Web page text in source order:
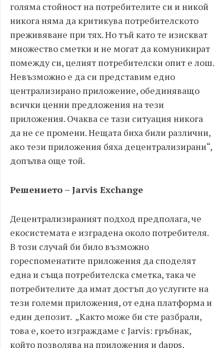
голяма стойност на потребителите си и никой
никога няма да критикува потребителското
преживяване при тях. Но тъй като те изискват
множество сметки и не могат да комуникират
помежду си, целият потребителски опит е лош.
Невъзможно е да си представим едно
централизирано приложение, обединяващо
всички ценни предложения на тези
приложения. Очаква се тази ситуация никога
да не се промени. Нещата биха били различни,
ако тези приложения бяха децентрализирани“,
допълва още той.
Решението – Jarvis Exchange
Децентрализираният подход предполага, че
екосистемата е изградена около потребителя.
В този случай би било възможно
гореспоменатите приложения да споделят
една и съща потребителска сметка, така че
потребителите да имат достъп до услугите на
тези големи приложения, от една платформа и
един депозит. „Както може би сте разбрали,
това е, което изграждаме с Jarvis: гръбнак,
който позволява на приложения и dapps,